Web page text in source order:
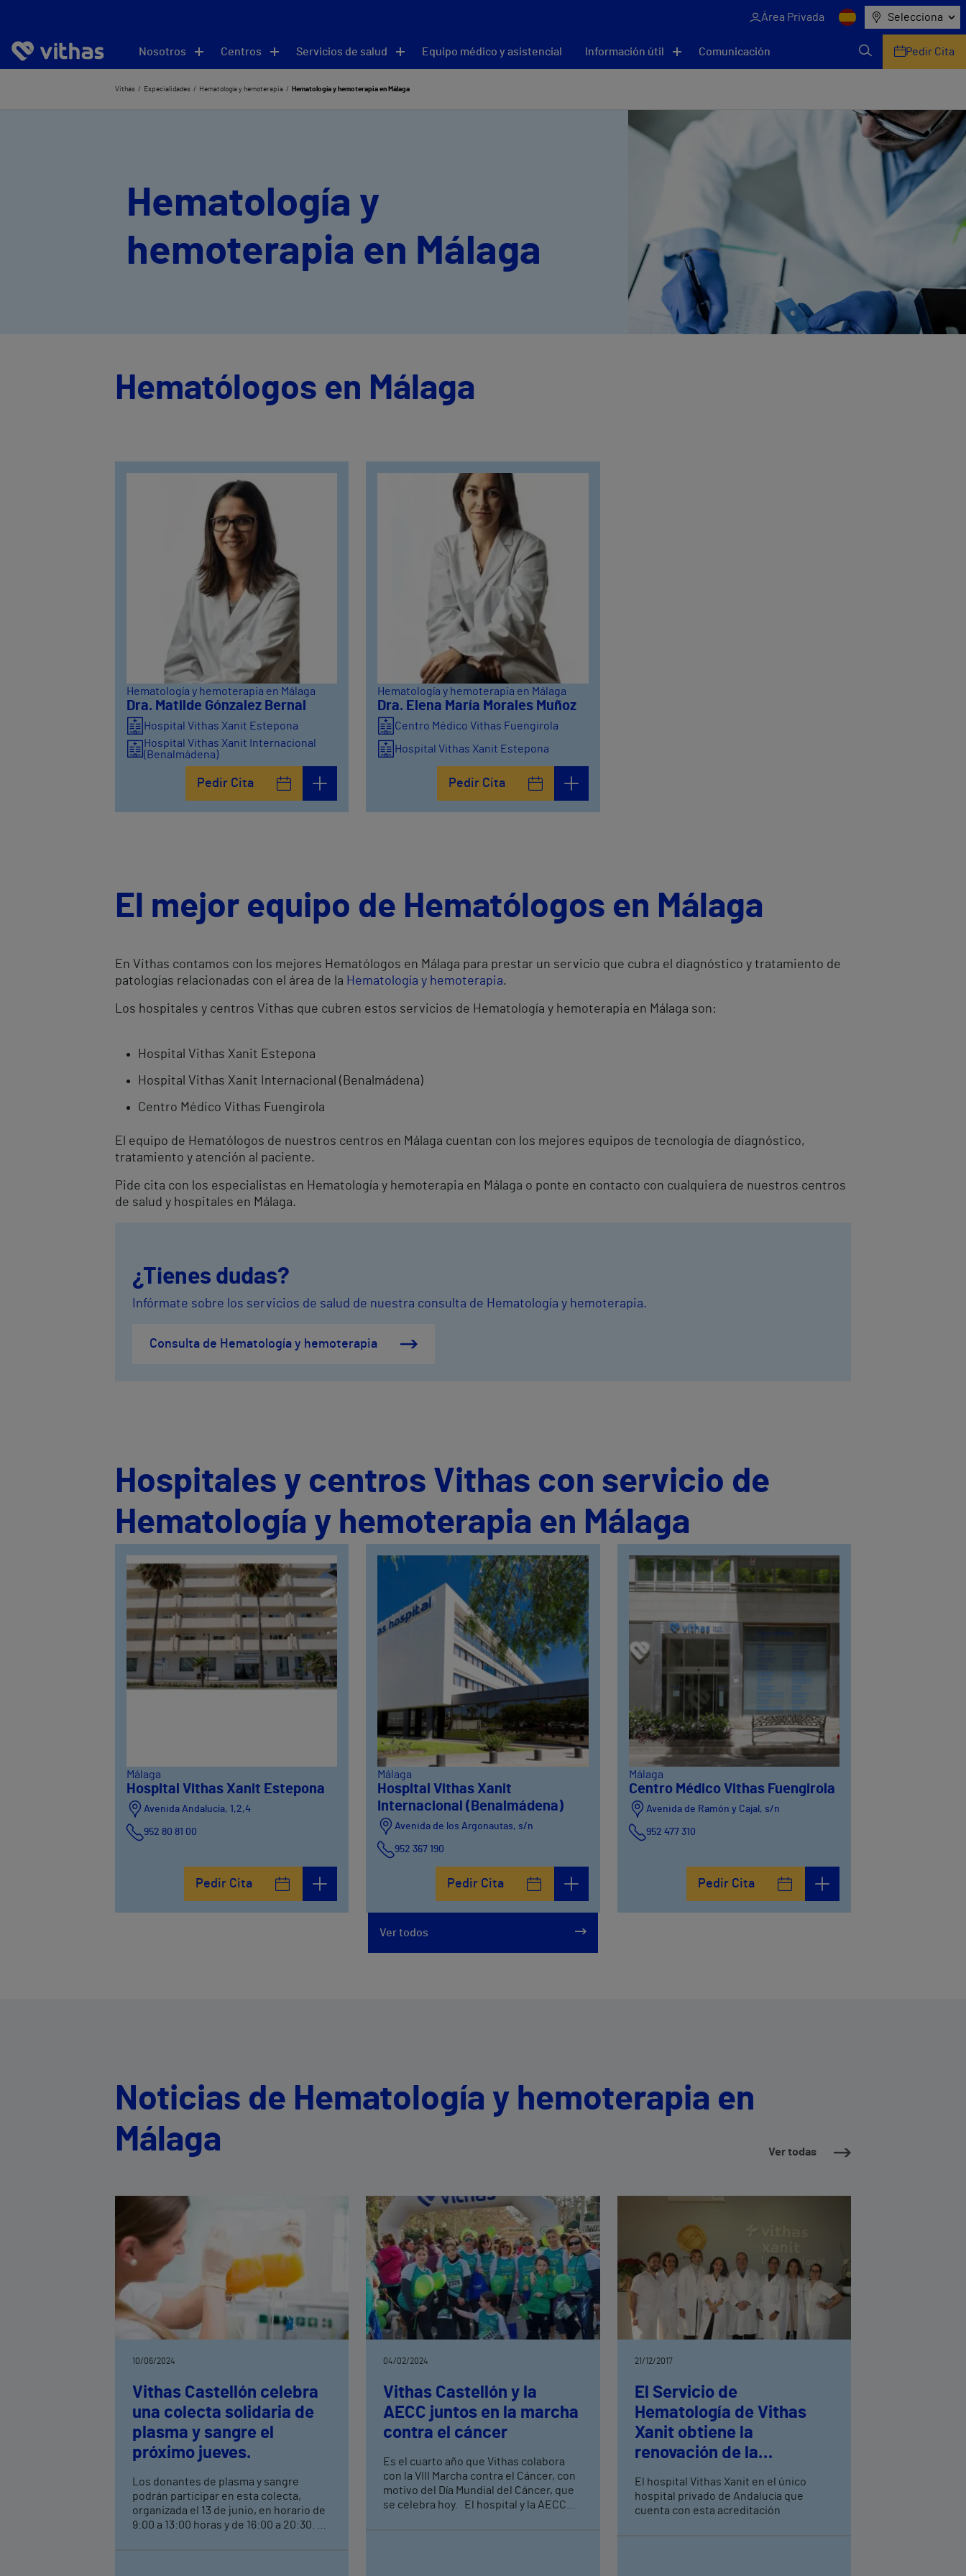
Área Privada Selecciona
Nosotros Centros Servicios de salud Equipo médico y asistencial Información útil Comunicación Pedir Cita
Vithas Especialidades Hematología y hemoterapia Hematología y hemoterapia en Málaga
Hematología y
hemoterapia en Málaga
Hematólogos en Málaga
Hematología y hemoterapia en Málaga
Dra. Matilde Gónzalez Bernal
Hospital Vithas Xanit Estepona
Hospital Vithas Xanit Internacional
(Benalmádena)
Pedir Cita
Hematología y hemoterapia en Málaga
Dra. Elena María Morales Muñoz
Centro Médico Vithas Fuengirola
Hospital Vithas Xanit Estepona
Hospital Vithas Xanit Internacional
(Benalmádena)Pedir Cita
El mejor equipo de Hematólogos en Málaga
En Vithas contamos con los mejores Hematólogos en Málaga para prestar un servicio que cubra el diagnóstico y tratamiento de
patologías relacionadas con el área de la Hematología y hemoterapia.
Los hospitales y centros Vithas que cubren estos servicios de Hematología y hemoterapia en Málaga son:
Hospital Vithas Xanit Estepona
Hospital Vithas Xanit Internacional (Benalmádena)
Centro Médico Vithas Fuengirola
El equipo de Hematólogos de nuestros centros en Málaga cuentan con los mejores equipos de tecnología de diagnóstico,
tratamiento y atención al paciente.
Pide cita con los especialistas en Hematología y hemoterapia en Málaga o ponte en contacto con cualquiera de nuestros centros
de salud y hospitales en Málaga.
¿Tienes dudas?
Infórmate sobre los servicios de salud de nuestra consulta de Hematología y hemoterapia.
Consulta de Hematología y hemoterapia
Hospitales y centros Vithas con servicio de
Hematología y hemoterapia en Málaga
Málaga
Hospital Vithas Xanit Estepona
Avenida Andalucía, 1,2,4
952 80 81 00
Pedir Cita
Málaga
Hospital Vithas Xanit
Internacional (Benalmádena)
Avenida de los Argonautas, s/n
952 367 190
Pedir Cita
Málaga
Centro Médico Vithas Fuengirola
Avenida de Ramón y Cajal, s/n
952 477 310
Pedir Cita
Ver todos
Noticias de Hematología y hemoterapia en
Málaga
Ver todas
10/06/2024
Vithas Castellón celebra
una colecta solidaria de
plasma y sangre el
próximo jueves.
Los donantes de plasma y sangre
podrán participar en esta colecta,
organizada el 13 de junio, en horario de
9:00 a 13:00 horas y de 16:00 a 20:30. A
04/02/2024
Vithas Castellón y la
AECC juntos en la marcha
contra el cáncer
Es el cuarto año que Vithas colabora
con la VIII Marcha contra el Cáncer, con
motivo del Día Mundial del Cáncer, que
se celebra hoy. El hospital y la AECC
21/12/2017
El Servicio de
Hematología de Vithas
Xanit obtiene la
renovación de la
certificación de la
Fundación CAT, que
garantiza la calidad y
El hospital Vithas Xanit en el único
hospital privado de Andalucía que
cuenta con esta acreditación